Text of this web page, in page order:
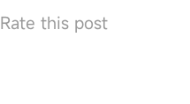
Rate this post